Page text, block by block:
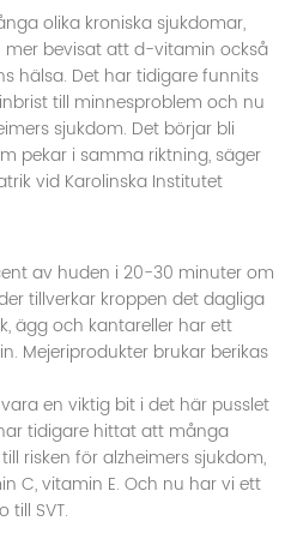
olika kroniska sjukdomar,
bevisat att d-vitamin också
hälsa. Det har tidigare funnits
till minnesproblem och nu
sjukdom. Det börjar bli
pekar i samma riktning, säger
vid Karolinska Institutet
av huden i 20-30 minuter om
tillverkar kroppen det dagliga
ägg och kantareller har ett
Mejeriprodukter brukar berikas
en viktig bit i det här pusslet
tidigare hittat att många
risken för alzheimers sjukdom,
C, vitamin E. Och nu har vi ett
till SVT.